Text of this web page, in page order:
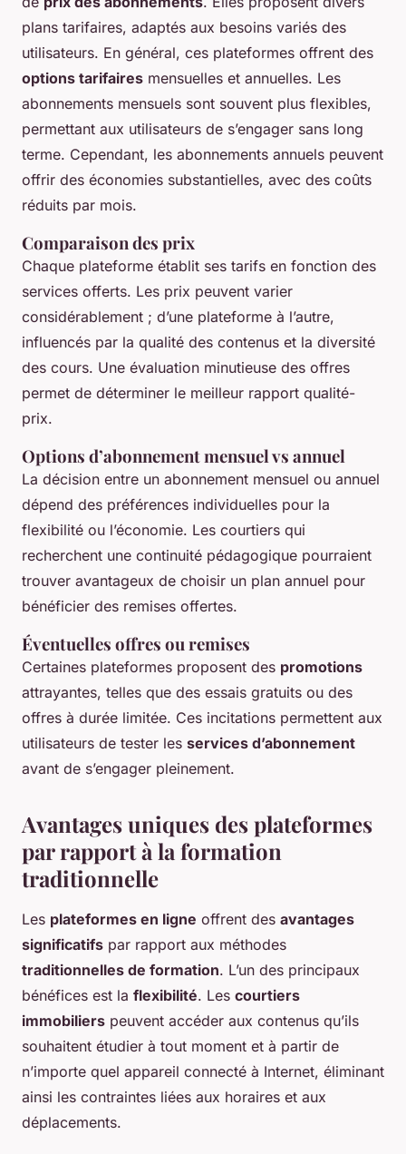
plans tarifaires, adaptés aux besoins variés des
utilisateurs. En général, ces plateformes offrent des
options tarifaires mensuelles et annuelles. Les
abonnements mensuels sont souvent plus flexibles,
permettant aux utilisateurs de s’engager sans long
terme. Cependant, les abonnements annuels peuvent
offrir des économies substantielles, avec des coûts
réduits par mois.
Comparaison des prix
Chaque plateforme établit ses tarifs en fonction des
services offerts. Les prix peuvent varier
considérablement ; d’une plateforme à l’autre,
influencés par la qualité des contenus et la diversité
des cours. Une évaluation minutieuse des offres
permet de déterminer le meilleur rapport qualité-
prix.
Options d’abonnement mensuel vs annuel
La décision entre un abonnement mensuel ou annuel
dépend des préférences individuelles pour la
flexibilité ou l’économie. Les courtiers qui
recherchent une continuité pédagogique pourraient
trouver avantageux de choisir un plan annuel pour
bénéficier des remises offertes.
Éventuelles offres ou remises
Certaines plateformes proposent des promotions
attrayantes, telles que des essais gratuits ou des
offres à durée limitée. Ces incitations permettent aux
utilisateurs de tester les services d’abonnement
avant de s’engager pleinement.
Avantages uniques des plateformes
par rapport à la formation
traditionnelle
Les plateformes en ligne offrent des avantages
significatifs par rapport aux méthodes
traditionnelles de formation. L’un des principaux
bénéfices est la flexibilité. Les courtiers
immobiliers peuvent accéder aux contenus qu’ils
souhaitent étudier à tout moment et à partir de
n’importe quel appareil connecté à Internet, éliminant
ainsi les contraintes liées aux horaires et aux
déplacements.